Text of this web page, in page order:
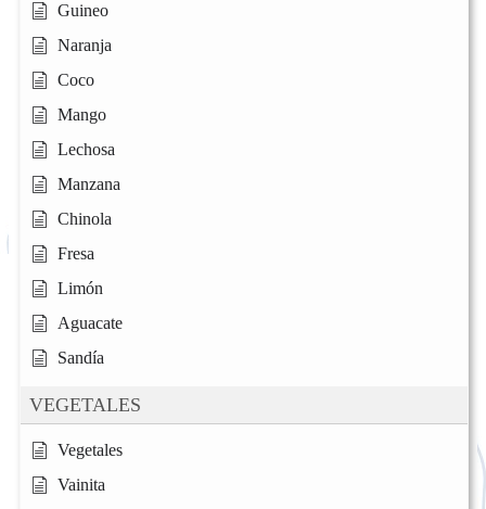
Guineo
Naranja
Coco
Mango
Lechosa
Manzana
Chinola
Fresa
Limón
Aguacate
Sandía
VEGETALES
Vegetales
Vainita